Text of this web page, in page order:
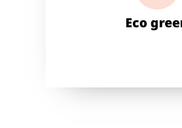
Eco